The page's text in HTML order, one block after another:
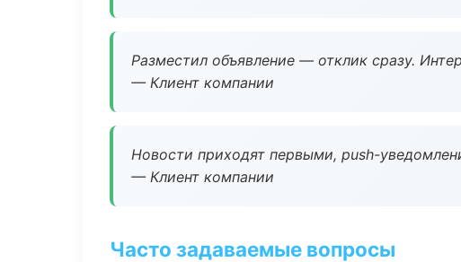
Разместил объявление — отклик сразу.
— Клиент компании
Новости приходят первыми, push-
— Клиент компании
Часто задаваемые вопросы